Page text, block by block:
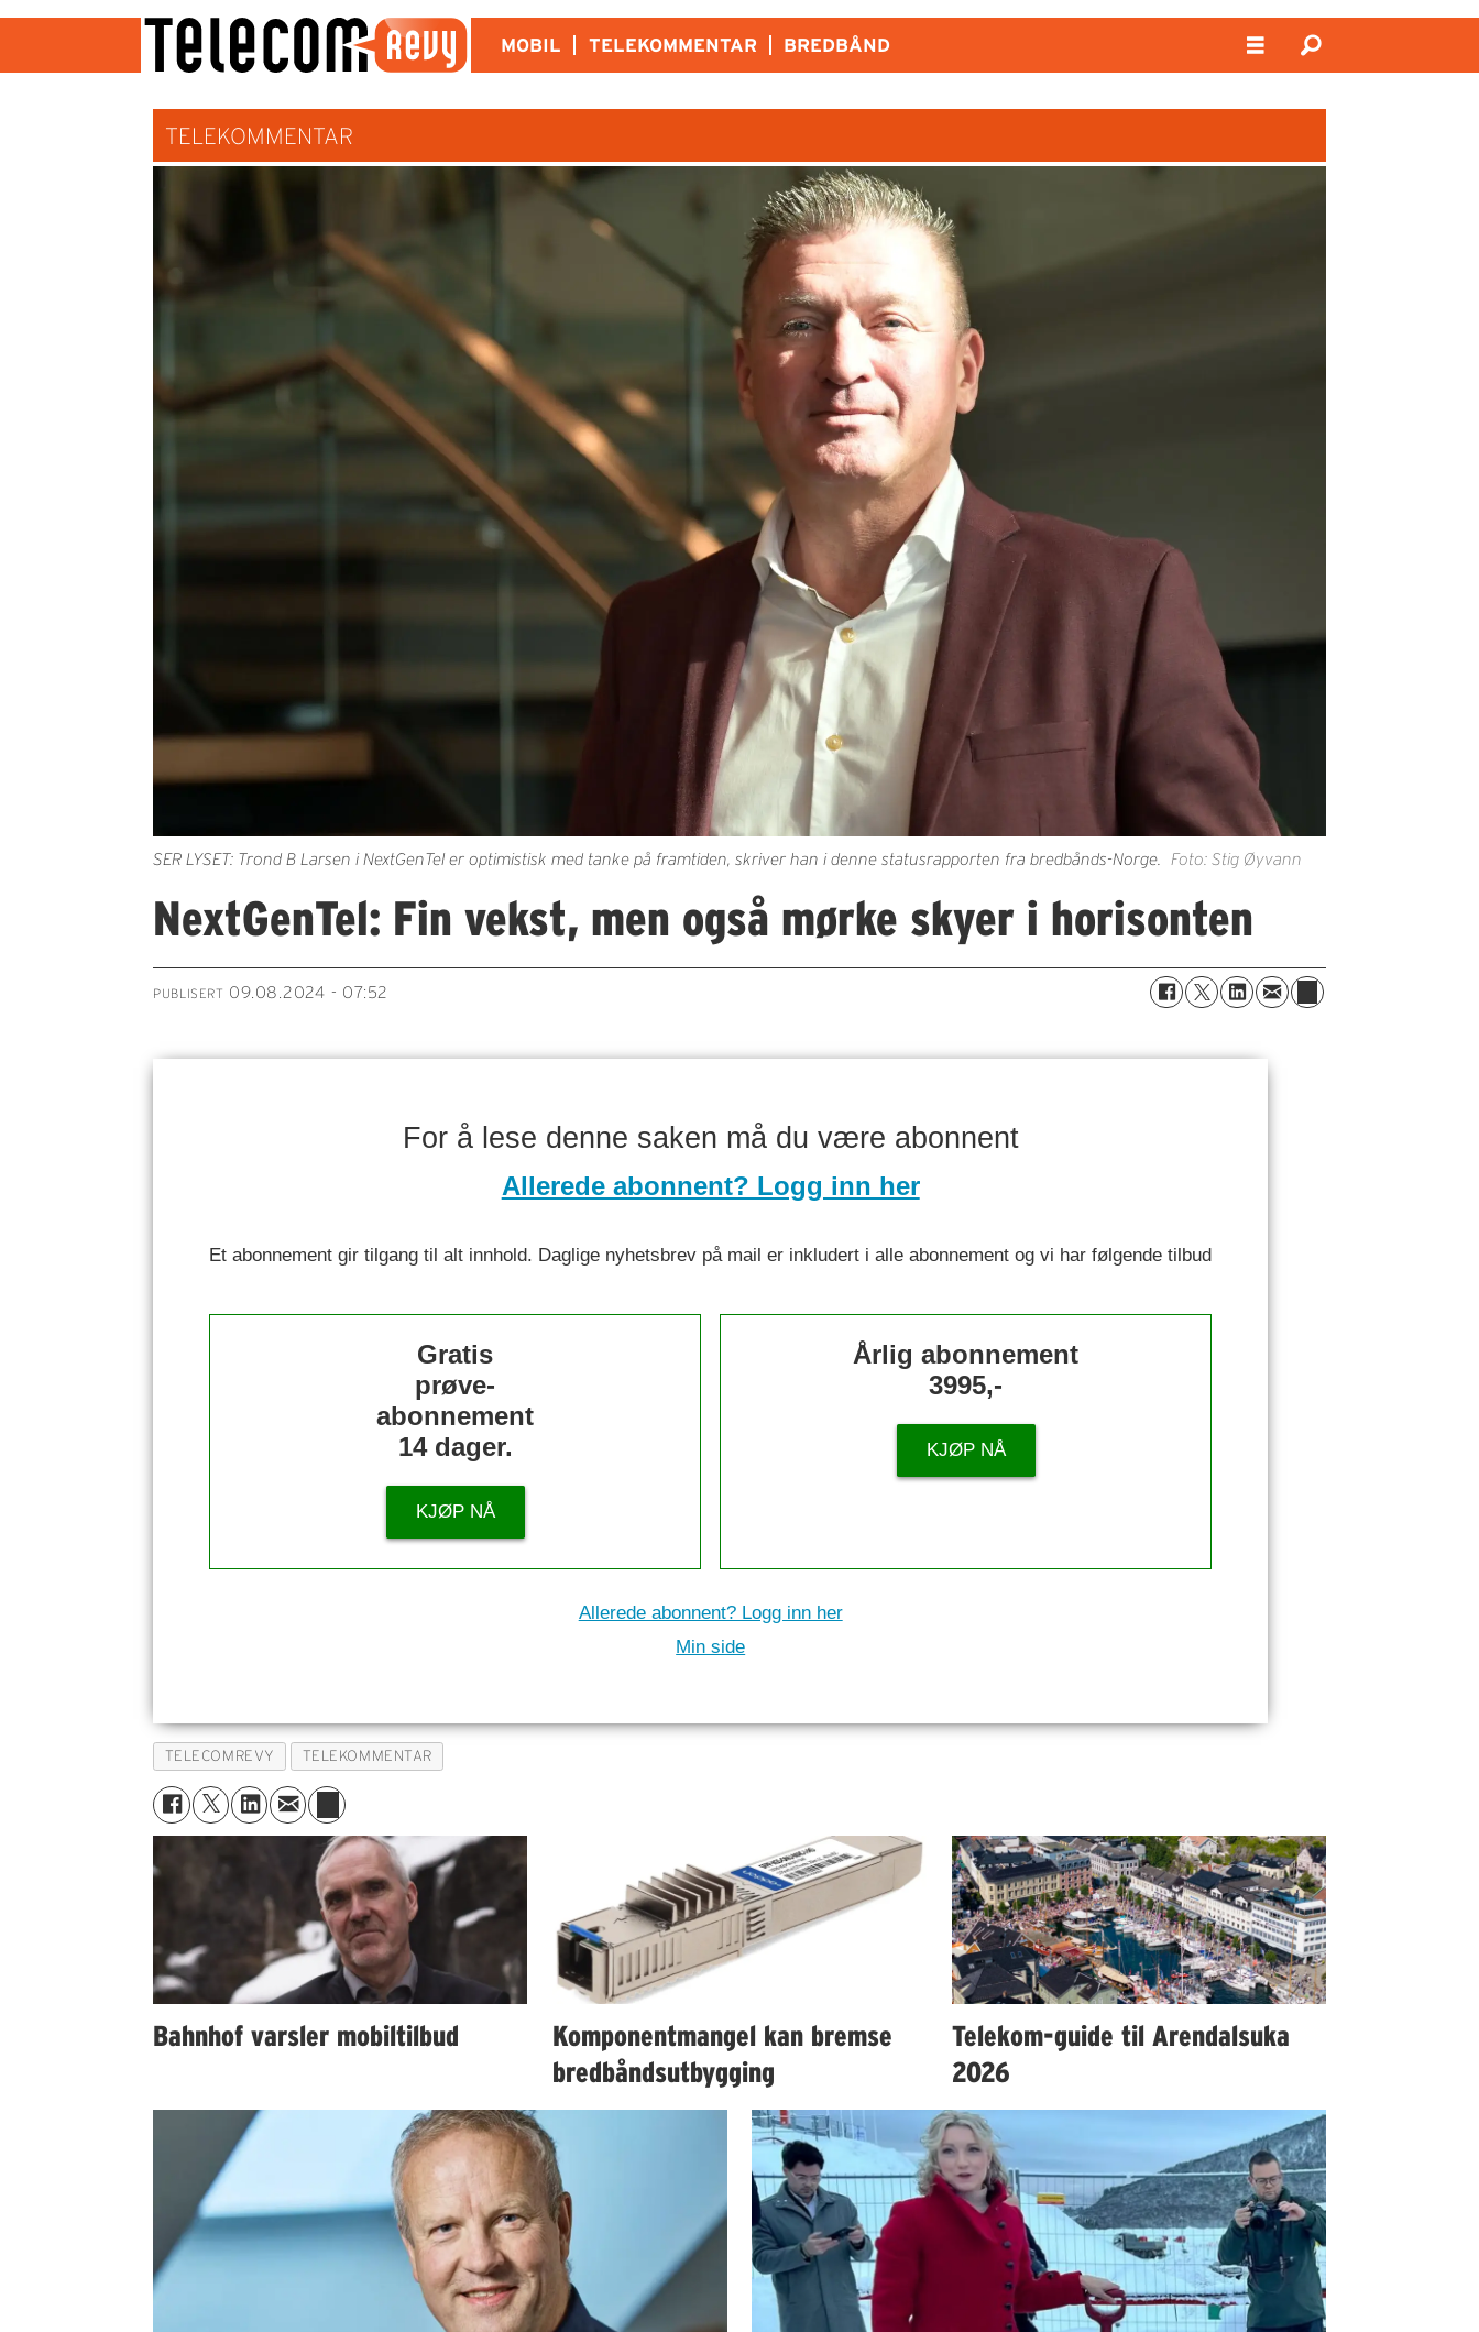
MOBIL TELEKOMMENTAR BREDBÅND
TELEKOMMENTAR
SER LYSET: Trond B Larsen i NextGenTel er optimistisk med tanke på framtiden, skriver han i denne statusrapporten fra bredbånds-Norge. Foto: Stig Øyvann
NextGenTel: Fin vekst, men også mørke skyer i horisonten
PUBLISERT 09.08.2024 - 07:52
For å lese denne saken må du være abonnent
Allerede abonnent? Logg inn her
Et abonnement gir tilgang til alt innhold. Daglige nyhetsbrev på mail er inkludert i alle abonnement og vi har følgende tilbud
Gratis
prøve-
abonnement
14 dager.
KJØP NÅ
Årlig abonnement
3995,-
KJØP NÅ
Allerede abonnent? Logg inn her
Min side
TELECOMREVY TELEKOMMENTAR
Bahnhof varsler mobiltilbud
Komponentmangel kan bremse
bredbåndsutbygging
Telekom-guide til Arendalsuka
2026